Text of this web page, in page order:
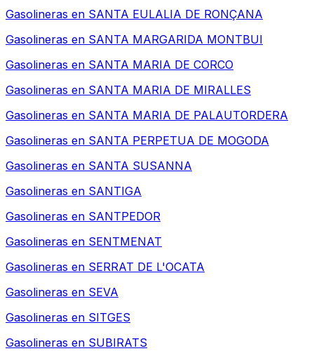
Gasolineras en SANTA EULALIA DE RONÇANA
Gasolineras en SANTA MARGARIDA MONTBUI
Gasolineras en SANTA MARIA DE CORCO
Gasolineras en SANTA MARIA DE MIRALLES
Gasolineras en SANTA MARIA DE PALAUTORDERA
Gasolineras en SANTA PERPETUA DE MOGODA
Gasolineras en SANTA SUSANNA
Gasolineras en SANTIGA
Gasolineras en SANTPEDOR
Gasolineras en SENTMENAT
Gasolineras en SERRAT DE L'OCATA
Gasolineras en SEVA
Gasolineras en SITGES
Gasolineras en SUBIRATS